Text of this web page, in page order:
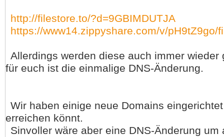
http://filestore.to/?d=9GBIMDUTJA
https://www14.zippyshare.com/v/pH9tZ9go/
Allerdings werden diese auch immer
für euch ist die einmalige DNS-Änderung.
Wir haben einige neue Domains
erreichen könnt.
Sinvoller wäre aber eine DNS-Änderung